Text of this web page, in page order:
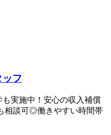
ッフ
も実施中！安心の収入補償
相談可◎働きやすい時間帯